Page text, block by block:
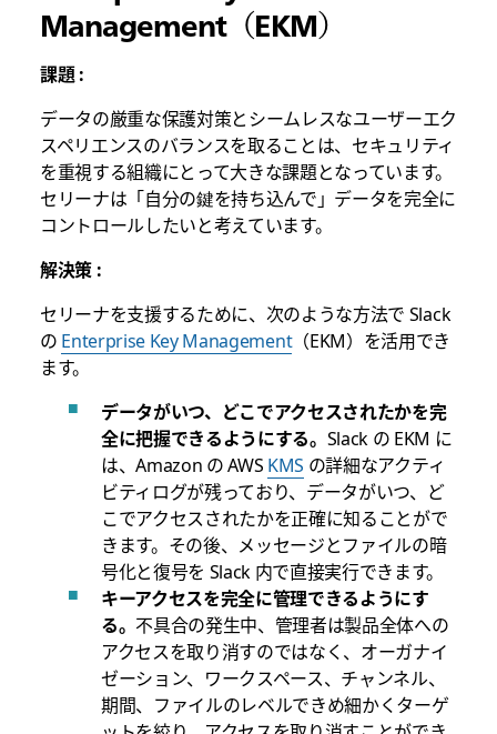
Management（EKM）
課題 :
データの厳重な保護対策とシームレスなユーザーエク
スペリエンスのバランスを取ることは、セキュリティ
を重視する組織にとって大きな課題となっています。
セリーナは「自分の鍵を持ち込んで」データを完全に
コントロールしたいと考えています。
解決策 :
セリーナを支援するために、次のような方法で Slack
の Enterprise Key Management（EKM）を活用でき
ます。
データがいつ、どこでアクセスされたかを完
全に把握できるようにする。 Slack の EKM に
は、Amazon の AWS KMS の詳細なアクティ
ビティログが残っており、データがいつ、ど
こでアクセスされたかを正確に知ることがで
きます。その後、メッセージとファイルの暗
号化と復号を Slack 内で直接実行できます。
キーアクセスを完全に管理できるようにす
る。 不具合の発生中、管理者は製品全体への
アクセスを取り消すのではなく、オーガナイ
ゼーション、ワークスペース、チャンネル、
期間、ファイルのレベルできめ細かくターゲ